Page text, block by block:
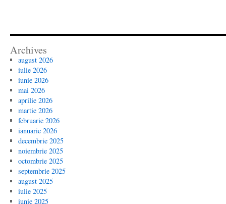
Archives
august 2026
iulie 2026
iunie 2026
mai 2026
aprilie 2026
martie 2026
februarie 2026
ianuarie 2026
decembrie 2025
noiembrie 2025
octombrie 2025
septembrie 2025
august 2025
iulie 2025
iunie 2025